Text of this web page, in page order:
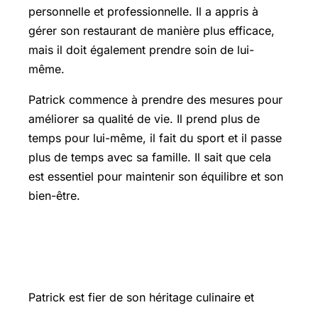
personnelle et professionnelle. Il a appris à
gérer son restaurant de manière plus efficace,
mais il doit également prendre soin de lui-
même.
Patrick commence à prendre des mesures pour
améliorer sa qualité de vie. Il prend plus de
temps pour lui-même, il fait du sport et il passe
plus de temps avec sa famille. Il sait que cela
est essentiel pour maintenir son équilibre et son
bien-être.
Patrick est fier de son héritage culinaire et